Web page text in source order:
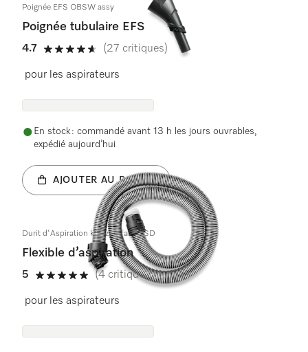
Poignée EFS OBSW assy
Poignée tubulaire EFS
4.7
4.7 étoiles sur 5
(27 critiques)
pour les aspirateurs
En stock : commandé avant 13 h les jours ouvrables,
expédié aujourd’hui
AJOUTER AU PANIER
Durit d'Aspiration kpl. zweifarbig SD
Flexible d’aspiration
5
5 étoiles sur 5
(4 critiques)
pour les aspirateurs